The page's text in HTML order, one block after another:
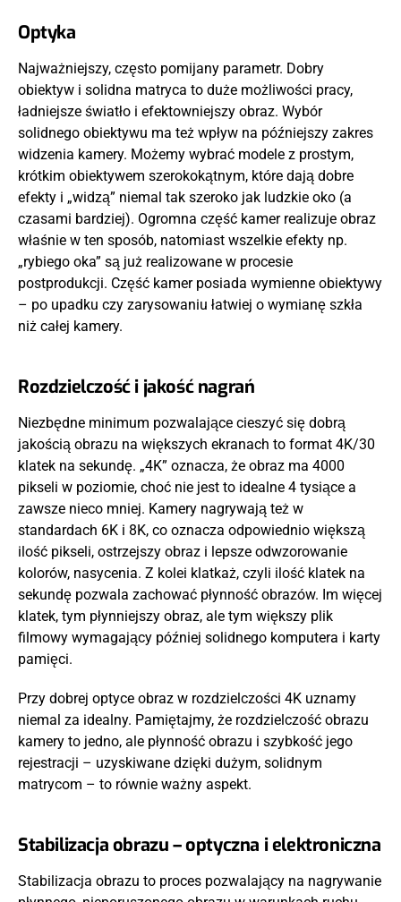
Optyka
Najważniejszy, często pomijany parametr. Dobry
obiektyw i solidna matryca to duże możliwości pracy,
ładniejsze światło i efektowniejszy obraz. Wybór
solidnego obiektywu ma też wpływ na późniejszy zakres
widzenia kamery. Możemy wybrać modele z prostym,
krótkim obiektywem szerokokątnym, które dają dobre
efekty i „widzą” niemal tak szeroko jak ludzkie oko (a
czasami bardziej). Ogromna część kamer realizuje obraz
właśnie w ten sposób, natomiast wszelkie efekty np.
„rybiego oka” są już realizowane w procesie
postprodukcji. Część kamer posiada wymienne obiektywy
– po upadku czy zarysowaniu łatwiej o wymianę szkła
niż całej kamery.
Rozdzielczość i jakość nagrań
Niezbędne minimum pozwalające cieszyć się dobrą
jakością obrazu na większych ekranach to format 4K/30
klatek na sekundę. „4K” oznacza, że obraz ma 4000
pikseli w poziomie, choć nie jest to idealne 4 tysiące a
zawsze nieco mniej. Kamery nagrywają też w
standardach 6K i 8K, co oznacza odpowiednio większą
ilość pikseli, ostrzejszy obraz i lepsze odwzorowanie
kolorów, nasycenia. Z kolei klatkaż, czyli ilość klatek na
sekundę pozwala zachować płynność obrazów. Im więcej
klatek, tym płynniejszy obraz, ale tym większy plik
filmowy wymagający później solidnego komputera i karty
pamięci.
Przy dobrej optyce obraz w rozdzielczości 4K uznamy
niemal za idealny. Pamiętajmy, że rozdzielczość obrazu
kamery to jedno, ale płynność obrazu i szybkość jego
rejestracji – uzyskiwane dzięki dużym, solidnym
matrycom – to równie ważny aspekt.
Stabilizacja obrazu – optyczna i elektroniczna
Stabilizacja obrazu to proces pozwalający na nagrywanie